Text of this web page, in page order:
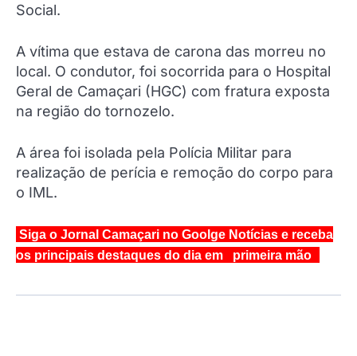
Social.
A vítima que estava de carona das morreu no
local. O condutor, foi socorrida para o Hospital
Geral de Camaçari (HGC) com fratura exposta
na região do tornozelo.
A área foi isolada pela Polícia Militar para
realização de perícia e remoção do corpo para
o IML.
Siga o Jornal Camaçari no Goolge Notícias e receba
os principais destaques do dia em primeira mão